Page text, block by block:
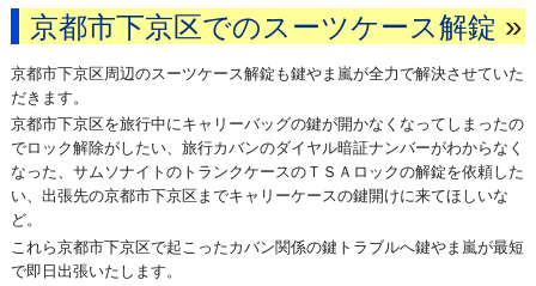
京都市下京区でのスーツケース解錠 »
京都市下京区周辺のスーツケース解錠も鍵やま嵐が全力で解決させていた
だきます。
京都市下京区を旅行中にキャリーバッグの鍵が開かなくなってしまったの
でロック解除がしたい、旅行カバンのダイヤル暗証ナンバーがわからなく
なった、サムソナイトのトランクケースのＴＳＡロックの解錠を依頼した
い、出張先の京都市下京区までキャリーケースの鍵開けに来てほしいな
ど。
これら京都市下京区で起こったカバン関係の鍵トラブルへ鍵やま嵐が最短
で即日出張いたします。